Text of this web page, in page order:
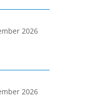
2026
2026